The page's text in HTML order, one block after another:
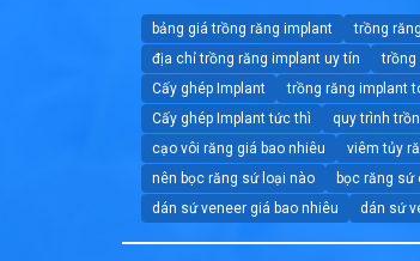
bảng giá trồng răng implant trồng
địa chỉ trồng răng implant uy tín
trồng
Cấy ghép Implant
trồng răng implant
Cấy ghép Implant tức thì
quy trình
cạo vôi răng giá bao nhiêu
viêm tủy
nên bọc răng sứ loại nào
bọc răng sứ
dán sứ veneer giá bao nhiêu
dán sứ